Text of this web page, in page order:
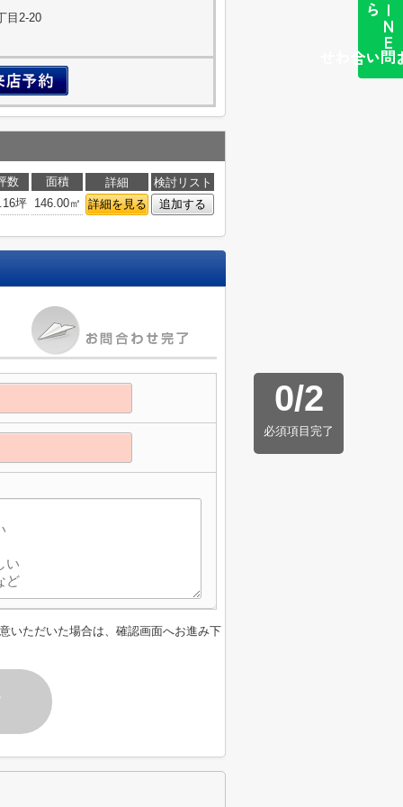
目2-20
数 面積 詳細
検討リスト
坪 146.00㎡ 詳細を見る 追加する
0/2
必須項目完了
いただいた場合は、確認画面へお進み下
L
I
N
E
か